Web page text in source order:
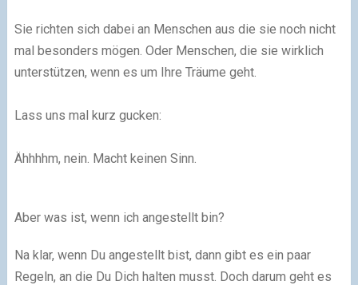
Sie richten sich dabei an Menschen aus die sie noch nicht
mal besonders mögen. Oder Menschen, die sie wirklich
unterstützen, wenn es um Ihre Träume geht.
Lass uns mal kurz gucken:
Ähhhhm, nein. Macht keinen Sinn.
Aber was ist, wenn ich angestellt bin?​
Na klar, wenn Du angestellt bist, dann gibt es ein paar
Regeln, an die Du Dich halten musst. Doch darum geht es